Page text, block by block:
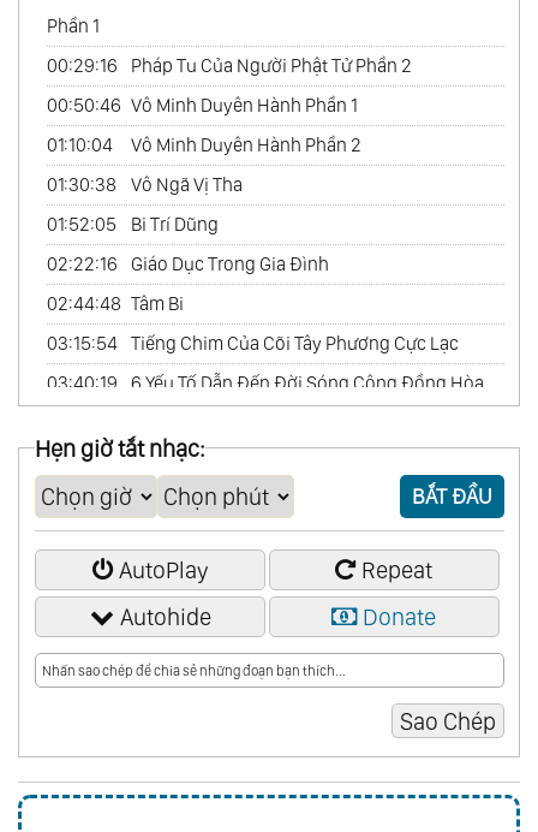
Phần 1
00:29:16
Pháp Tu Của Người Phật Tử Phần 2
00:50:46 Vô Minh Duyên Hành Phần 1
01:10:04
Vô Minh Duyên Hành Phần 2
01:30:38
Vô Ngã Vị Tha
01:52:05
Bi Trí Dũng
02:22:16
Giáo Dục Trong Gia Đình
02:44:48 Tâm Bi
03:15:54 Tiếng Chim Của Cõi Tây Phương Cực Lạc
03:40:19
6 Yếu Tố Dẫn Đến Đời Sóng Cộng Đồng Hòa
03:59:07 Vài Quan Sát Và Gợi Ý Cho Thiền Minh Sát
Hẹn giờ tắt nhạc:
BẮT ĐẦU
AutoPlay
Repeat
Autohide
Donate